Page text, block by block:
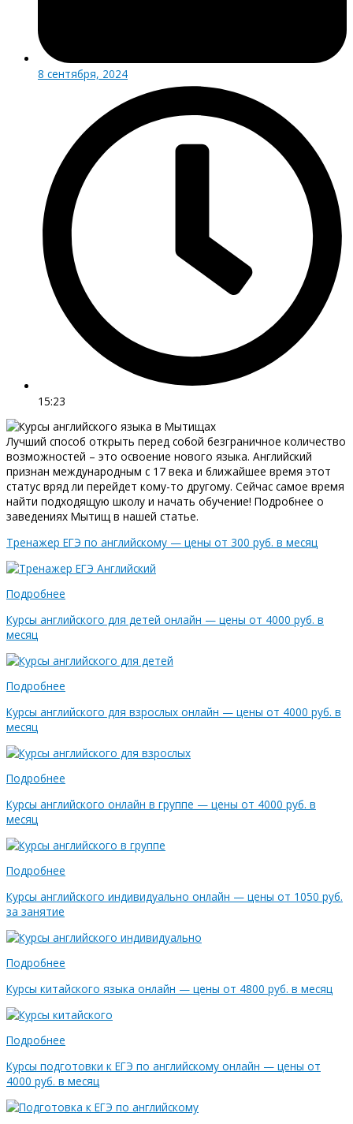
8 сентября, 2024
15:23
Лучший способ открыть перед собой безграничное количество
возможностей – это освоение нового языка. Английский
признан международным с 17 века и ближайшее время этот
статус вряд ли перейдет кому-то другому. Сейчас самое время
найти подходящую школу и начать обучение! Подробнее о
заведениях Мытищ в нашей статье.
Тренажер ЕГЭ по английскому — цены от 300 руб. в месяц
Подробнее
Курсы английского для детей онлайн — цены от 4000 руб. в
месяц
Подробнее
Курсы английского для взрослых онлайн — цены от 4000 руб. в
месяц
Подробнее
Курсы английского онлайн в группе — цены от 4000 руб. в
месяц
Подробнее
Курсы английского индивидуально онлайн — цены от 1050 руб.
за занятие
Подробнее
Курсы китайского языка онлайн — цены от 4800 руб. в месяц
Подробнее
Курсы подготовки к ЕГЭ по английскому онлайн — цены от
4000 руб. в месяц